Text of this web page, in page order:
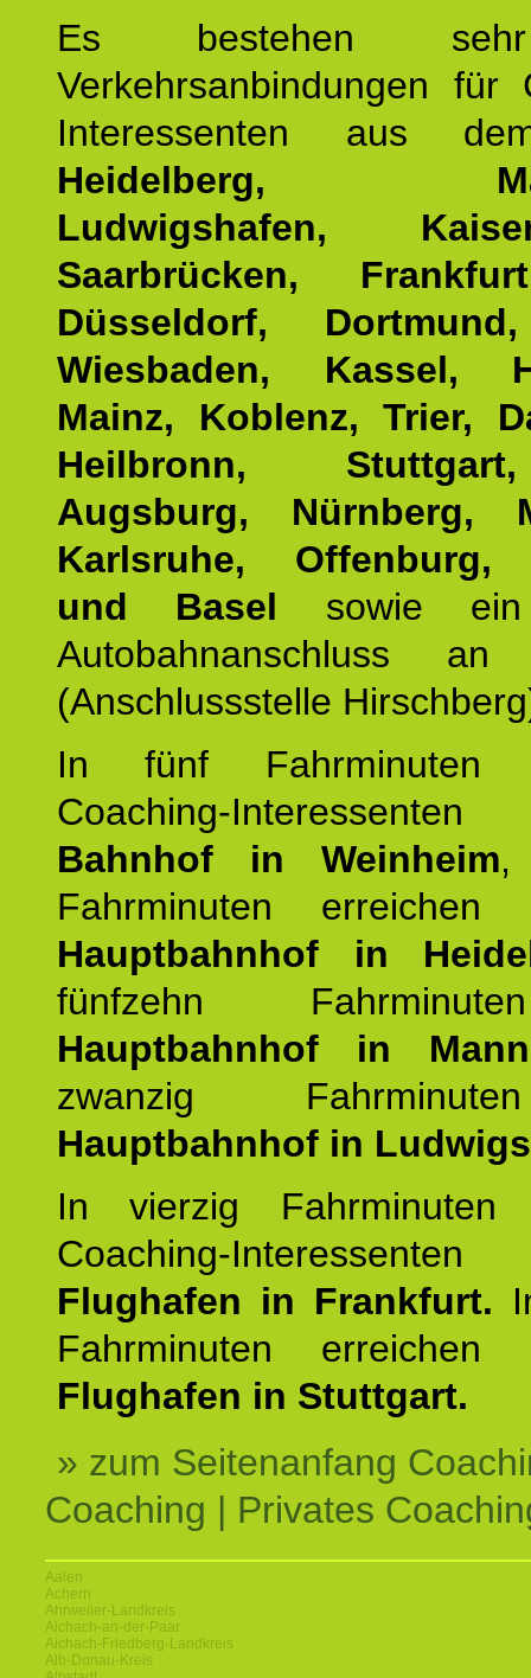
Es bestehen
Verkehrsanbindungen für
Interessenten aus
Heidelberg,
Ludwigshafen,
Saarbrücken,
Düsseldorf,
Wiesbaden, Kassel,
Mainz, Koblenz, Trier,
Heilbronn,
Augsburg, Nürnberg,
Karlsruhe, Offenburg,
und Basel sowie ein
Autobahnanschluss
(Anschlussstelle
In fünf Fahrminuten
Coaching-
Bahnhof in Weinheim,
Fahrminuten
Hauptbahnhof in
fünfzehn
Hauptbahnhof in
zwanzig
Hauptbahnhof in
In vierzig Fahrminuten
Coaching-
Flughafen in Frankfurt.
Fahrminuten
Flughafen in Stuttgart.
» zum Seitenanfang
Coaching | Privates
Aalen
Achern
Ahrweiler-Landkreis
Aichach-an-der-Paar
Aichach-Friedberg-Landkreis
Alb-Donau-Kreis